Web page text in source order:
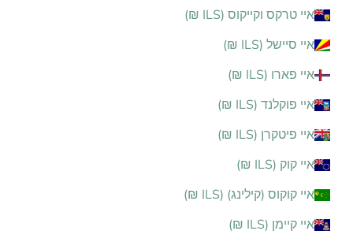
איי טרקס וקייקוס (ILS ₪)
איי סיישל (ILS ₪)
איי פארו (ILS ₪)
איי פוקלנד (ILS ₪)
איי פיטקרן (ILS ₪)
איי קוק (ILS ₪)
איי קוקוס (קילינג) (ILS ₪)
איי קיימן (ILS ₪)